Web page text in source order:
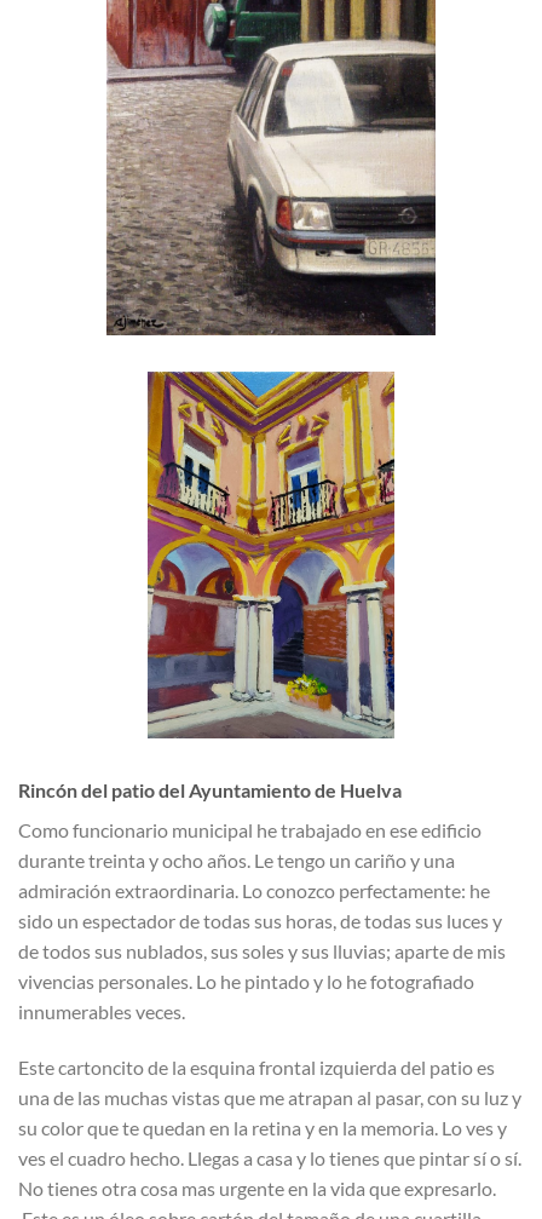
Rincón del patio del Ayuntamiento de Huelva
Como funcionario municipal he trabajado en ese edificio
durante treinta y ocho años. Le tengo un cariño y una
admiración extraordinaria. Lo conozco perfectamente: he
sido un espectador de todas sus horas, de todas sus luces y
de todos sus nublados, sus soles y sus lluvias; aparte de mis
vivencias personales. Lo he pintado y lo he fotografiado
innumerables veces.
Este cartoncito de la esquina frontal izquierda del patio es
una de las muchas vistas que me atrapan al pasar, con su luz y
su color que te quedan en la retina y en la memoria. Lo ves y
ves el cuadro hecho. Llegas a casa y lo tienes que pintar sí o sí.
No tienes otra cosa mas urgente en la vida que expresarlo.